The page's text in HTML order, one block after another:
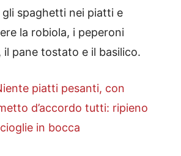
spaghetti nei piatti e
la robiola, i peperoni
pane tostato e il basilico.
piatti pesanti, con
d’accordo tutti: ripieno
in bocca